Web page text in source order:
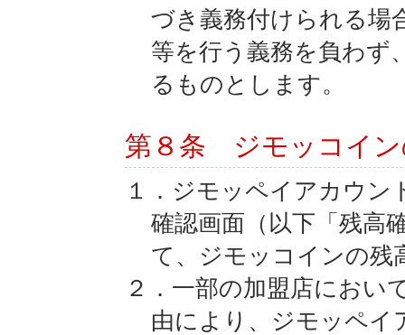
づき義務付けられる場
等を行う義務を負わず
るものとします。
第８条 ジモッコイン
１．ジモッペイアカウン
確認画面（以下「残高
て、ジモッコインの残
２．一部の加盟店におい
由により、ジモッペイ